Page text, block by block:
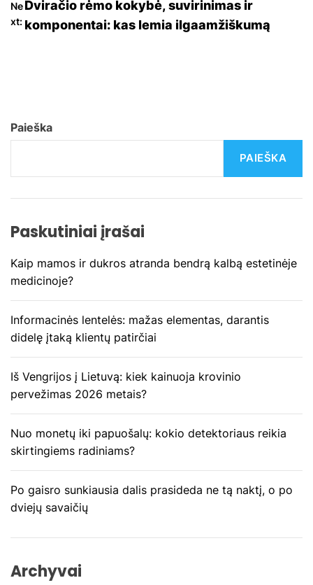
v
a
i
a
t
a
r
p
į
r
a
š
ų
Ne
xt:
Dviračio rėmo kokybė, suvirinimas ir
komponentai: kas lemia ilgaamžiškumą
Paieška
PAIEŠKA
Paskutiniai įrašai
Kaip mamos ir dukros atranda bendrą kalbą estetinėje
medicinoje?
Informacinės lentelės: mažas elementas, darantis
didelę įtaką klientų patirčiai
Iš Vengrijos į Lietuvą: kiek kainuoja krovinio
pervežimas 2026 metais?
Nuo monetų iki papuošalų: kokio detektoriaus reikia
skirtingiems radiniams?
Po gaisro sunkiausia dalis prasideda ne tą naktį, o po
dviejų savaičių
Archyvai